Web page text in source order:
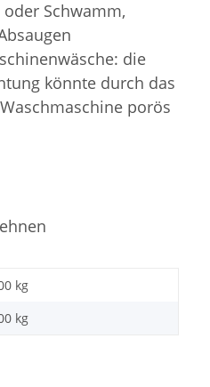
Schwamm,
die
könnte durch das
porös
kg
kg